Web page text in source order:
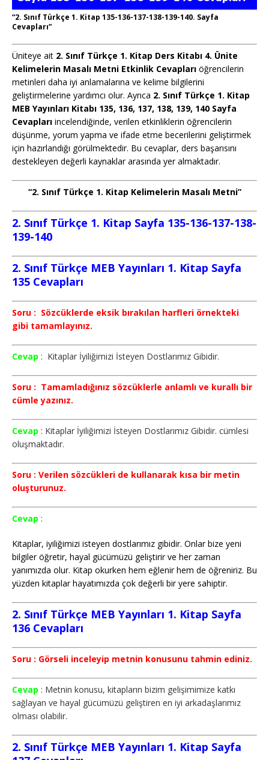
“2. Sınıf Türkçe 1. Kitap 135-136-137-138-139-140. Sayfa
Cevapları”
Üniteye ait 2. Sınıf Türkçe 1. Kitap Ders Kitabı 4. Ünite
Kelimelerin Masalı Metni Etkinlik Cevapları öğrencilerin
metinleri daha iyi anlamalarına ve kelime bilgilerini
geliştirmelerine yardımcı olur. Ayrıca 2. Sınıf Türkçe 1. Kitap
MEB Yayınları Kitabı 135, 136, 137, 138, 139, 140 Sayfa
Cevapları incelendiğinde, verilen etkinliklerin öğrencilerin
düşünme, yorum yapma ve ifade etme becerilerini geliştirmek
için hazırlandığı görülmektedir. Bu cevaplar, ders başarısını
destekleyen değerli kaynaklar arasında yer almaktadır.
“2. Sınıf Türkçe 1. Kitap Kelimelerin Masalı Metni”
2. Sınıf Türkçe 1. Kitap Sayfa 135-136-137-138-
139-140
2. Sınıf Türkçe MEB Yayınları 1. Kitap Sayfa
135 Cevapları
Soru : Sözcüklerde eksik bırakılan harfleri örnekteki
gibi tamamlayınız.
Cevap : Kitaplar İyiliğimizi İsteyen Dostlarımız Gibidir.
Soru : Tamamladığınız sözcüklerle anlamlı ve kurallı bir
cümle yazınız.
Cevap : Kitaplar İyiliğimizi İsteyen Dostlarımız Gibidir. cümlesi
oluşmaktadır.
Soru : Verilen sözcükleri de kullanarak kısa bir metin
oluşturunuz.
Cevap :
Kitaplar, iyiliğimizi isteyen dostlarımız gibidir. Onlar bize yeni
bilgiler öğretir, hayal gücümüzü geliştirir ve her zaman
yanımızda olur. Kitap okurken hem eğlenir hem de öğreniriz. Bu
yüzden kitaplar hayatımızda çok değerli bir yere sahiptir.
2. Sınıf Türkçe MEB Yayınları 1. Kitap Sayfa
136 Cevapları
Soru : Görseli inceleyip metnin konusunu tahmin ediniz.
Cevap : Metnin konusu, kitapların bizim gelişimimize katkı
sağlayan ve hayal gücümüzü geliştiren en iyi arkadaşlarımız
olması olabilir.
2. Sınıf Türkçe MEB Yayınları 1. Kitap Sayfa